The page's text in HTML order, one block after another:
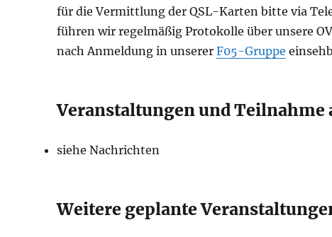
für die Vermittlung der QSL-Karten bitte via
führen wir regelmäßig Protokolle über unsere
nach Anmeldung in unsererF05-Gruppe
Veranstaltungen und Teilnahme
siehe Nachrichten
Weitere geplante